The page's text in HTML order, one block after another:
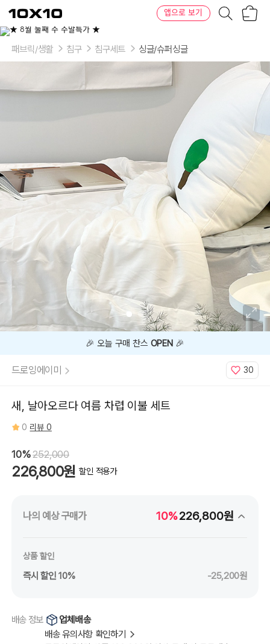
텐
바
텐
앱으로 보기
패브릭/생활 침구 침구세트 싱글/슈퍼싱글
🎉 오늘 구매 찬스 OPEN 🎉
드로잉에이미 30
새, 날아오르다 여름 차렵 이불 세트
0 리뷰 0
10%252,000
226,800원 할인 적용가
나의 예상 구매가 10%226,800원
상품 할인
즉시 할인 10% -25,200원
배송 정보
업체배송
배송 유의사항 확인하기